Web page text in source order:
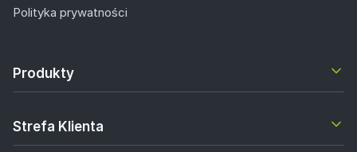
Polityka prywatności
Produkty
Strefa Klienta